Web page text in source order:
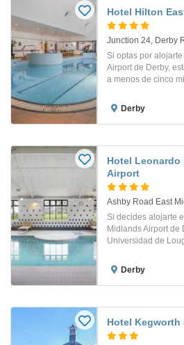
Hotel Hilton
Si optas por
Airport de Derby,
a menos de cinco
Derby
Hotel Leonardo
Airport
Si decides alojarte
Midlands Airport de
Universidad de
Derby
Hotel Kegworth